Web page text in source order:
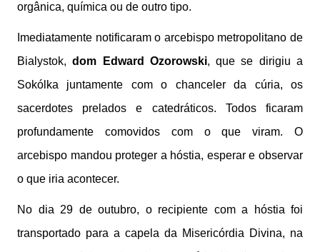
orgânica, química ou de outro tipo.
Imediatamente notificaram o arcebispo metropolitano de
Bialystok,dom Edward Ozorowski, que se dirigiu a
Sokólka juntamente com o chanceler da cúria, os
sacerdotes prelados e catedráticos. Todos ficaram
profundamente comovidos com o que viram. O
arcebispo mandou proteger a hóstia, esperar e observar
o que iria acontecer.
No dia 29 de outubro, o recipiente com a hóstia foi
transportado para a capela da Misericórdia Divina, na